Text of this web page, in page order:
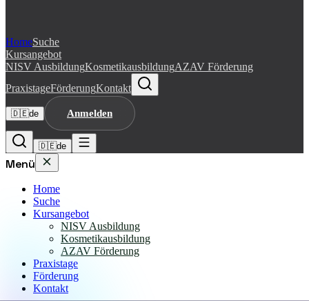
HomeSuche
Kursangebot
NISV AusbildungKosmetikausbildungAZAV Förderung
PraxistageFörderungKontakt
🇩🇪de Anmelden
🇩🇪de
Menü
Home
Suche
Kursangebot
NISV Ausbildung
Kosmetikausbildung
AZAV Förderung
Praxistage
Förderung
Kontakt